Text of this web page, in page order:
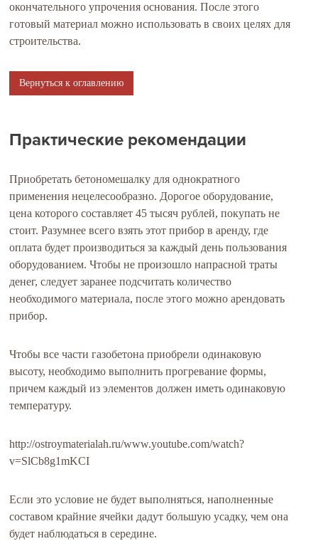
окончательного упрочения основания. После этого
готовый материал можно использовать в своих целях для
строительства.
Вернуться к оглавлению
Практические рекомендации
Приобретать бетономешалку для однократного
применения нецелесообразно. Дорогое оборудование,
цена которого составляет 45 тысяч рублей, покупать не
стоит. Разумнее всего взять этот прибор в аренду, где
оплата будет производиться за каждый день пользования
оборудованием. Чтобы не произошло напрасной траты
денег, следует заранее подсчитать количество
необходимого материала, после этого можно арендовать
прибор.
Чтобы все части газобетона приобрели одинаковую
высоту, необходимо выполнить прогревание формы,
причем каждый из элементов должен иметь одинаковую
температуру.
http://ostroymaterialah.ru/www.youtube.com/watch?
v=SlCb8g1mKCI
Если это условие не будет выполняться, наполненные
составом крайние ячейки дадут большую усадку, чем она
будет наблюдаться в середине.